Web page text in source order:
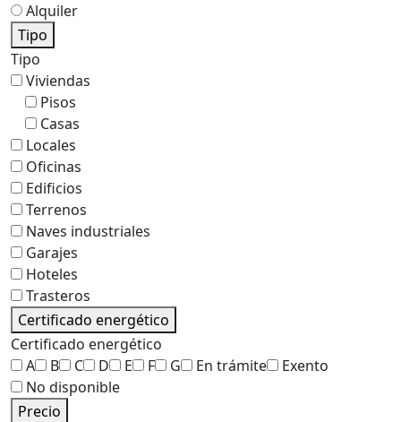
Alquiler
Tipo
Tipo
Viviendas
Pisos
Casas
Locales
Oficinas
Edificios
Terrenos
Naves industriales
Garajes
Hoteles
Trasteros
Certificado energético
Certificado energético
A
B C D E F G En trámite
Exento
No disponible
Precio